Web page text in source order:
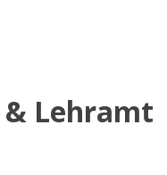
& Lehramt